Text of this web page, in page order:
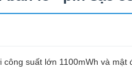
công suất lớn 1100mWh và